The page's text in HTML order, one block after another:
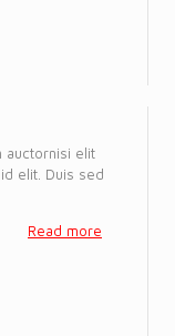
auctornisi elit
elit. Duis sed
Read more